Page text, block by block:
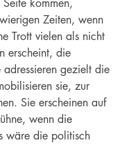
kommen,
Zeiten, wenn
Trott vielen als nicht
erscheint, die
adressieren gezielt die
sie, zur
Sie erscheinen auf
wenn die
wäre die politisch